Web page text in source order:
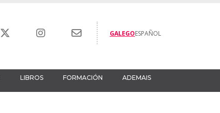
GALEGOESPAÑOL
LIBROS FORMACIÓN ADEMAIS